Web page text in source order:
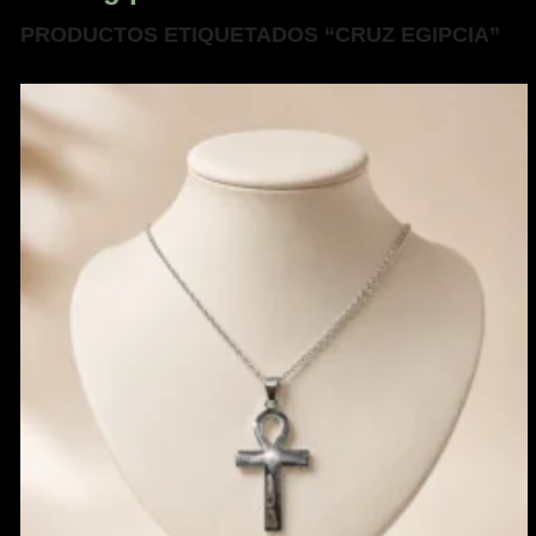
PRODUCTOS ETIQUETADOS “CRUZ EGIPCIA”